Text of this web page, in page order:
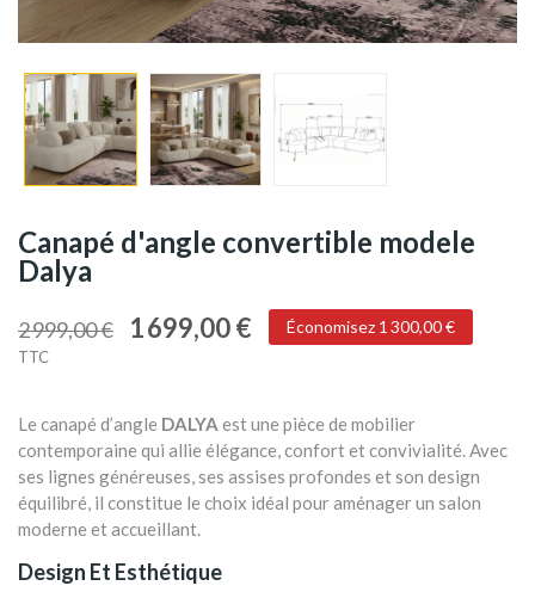
Canapé d'angle convertible modele
Dalya
2 999,00 € 1 699,00 € Économisez 1 300,00 €
TTC
Le canapé d’angle DALYA est une pièce de mobilier
contemporaine qui allie élégance, confort et convivialité. Avec
ses lignes généreuses, ses assises profondes et son design
équilibré, il constitue le choix idéal pour aménager un salon
moderne et accueillant.
Design Et Esthétique